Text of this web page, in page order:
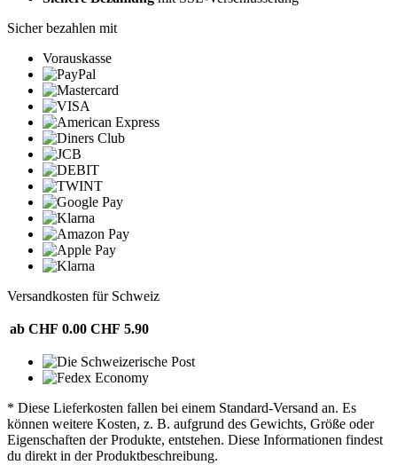
Sicher bezahlen mit
Vorauskasse
Versandkosten für Schweiz
ab CHF 0.00 CHF 5.90
* Diese Lieferkosten fallen bei einem Standard-Versand an. Es
können weitere Kosten, z. B. aufgrund des Gewichts, Größe oder
Eigenschaften der Produkte, entstehen. Diese Informationen findest
du direkt in der Produktbeschreibung.